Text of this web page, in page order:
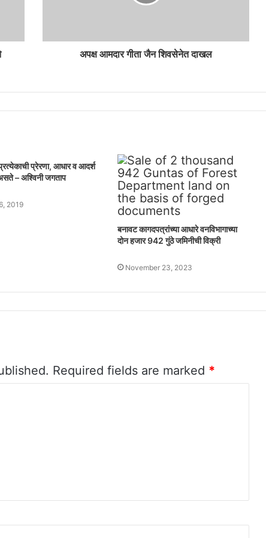
अपक्ष आमदार गीता जैन शिवसेनेत दाखल
प्रेरणा, आधार व आदर्श
– अश्विनी जगताप
2019
बनावट कागदपत्रांच्या आधारे वनविभागाच्या
दोन हजार 942 गुंठे जमिनीची विक्री
November 23, 2023
Required fields are marked *